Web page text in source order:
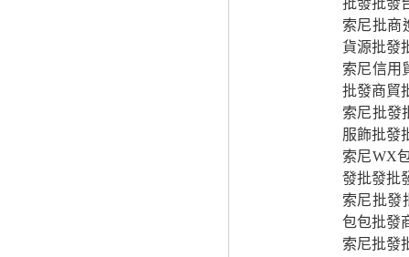
批發批發
索尼批商
貨源批發
索尼信用
批發商貿
索尼批發
服飾批發
索尼WX
發批發批
索尼批發
包包批發
索尼批發